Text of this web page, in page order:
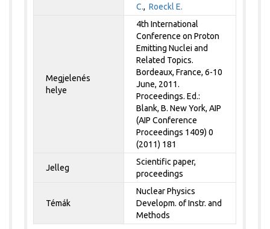
C.,Roeckl E.
Megjelenés
helye
4th International
Conference on Proton
Emitting Nuclei and
Related Topics.
Bordeaux, France, 6-10
June, 2011.
Proceedings. Ed.:
Blank, B. New York, AIP
(AIP Conference
Proceedings 1409) 0
(2011) 181
Jelleg
Scientific paper,
proceedings
Témák
Nuclear Physics
Developm. of Instr. and
Methods